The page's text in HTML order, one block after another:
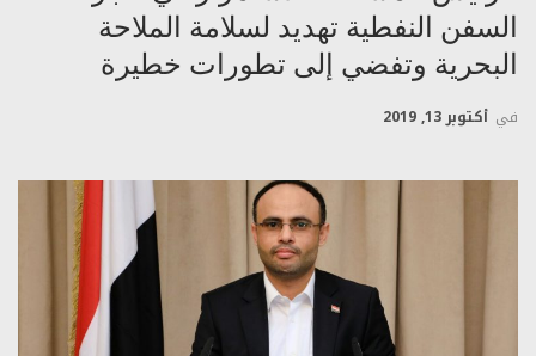
السفن النفطية تهديد لسلامة الملاحة
البحرية وتفضي إلى تطورات خطيرة
في أكتوبر 13, 2019